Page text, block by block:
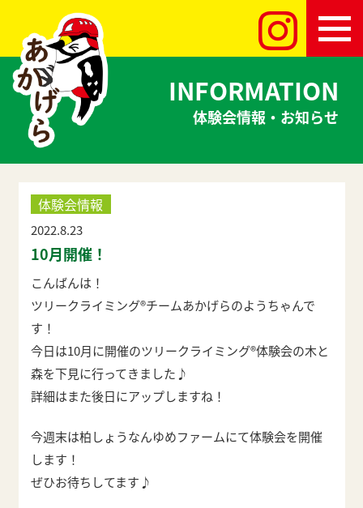
INFORMATION
体験会情報・お知らせ
体験会情報
2022.8.23
10月開催！
こんばんは！
ツリークライミング®︎チームあかげらのようちゃんで
す！
今日は10月に開催のツリークライミング®︎体験会の木と
森を下見に行ってきました♪
詳細はまた後日にアップしますね！
今週末は柏しょうなんゆめファームにて体験会を開催
します！
ぜひお待ちしてます♪